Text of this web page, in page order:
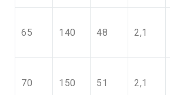
65 140 48 2,1
70 150 51 2,1